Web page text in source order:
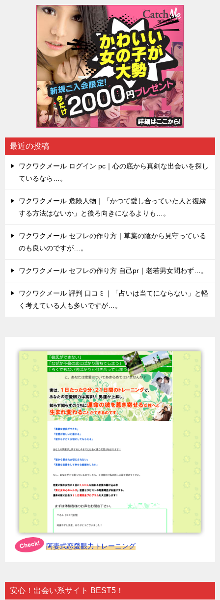
最近の投稿
ワクワクメール ログイン pc｜心の底から真剣な出会いを探し
ているなら…。
ワクワクメール 危険人物｜「かつて愛し合っていた人と復縁
する方法はないか」と後ろ向きになるよりも…。
ワクワクメール セフレの作り方｜草葉の陰から見守っている
のも良いのですが…。
ワクワクメール セフレの作り方 自己pr｜老若男女問わず…。
ワクワクメール 評判 口コミ｜「占いは当てにならない」と軽
く考えている人も多いですが…。
阿妻式恋愛眼力トレーニング
安心！出会い系サイト BEST5！